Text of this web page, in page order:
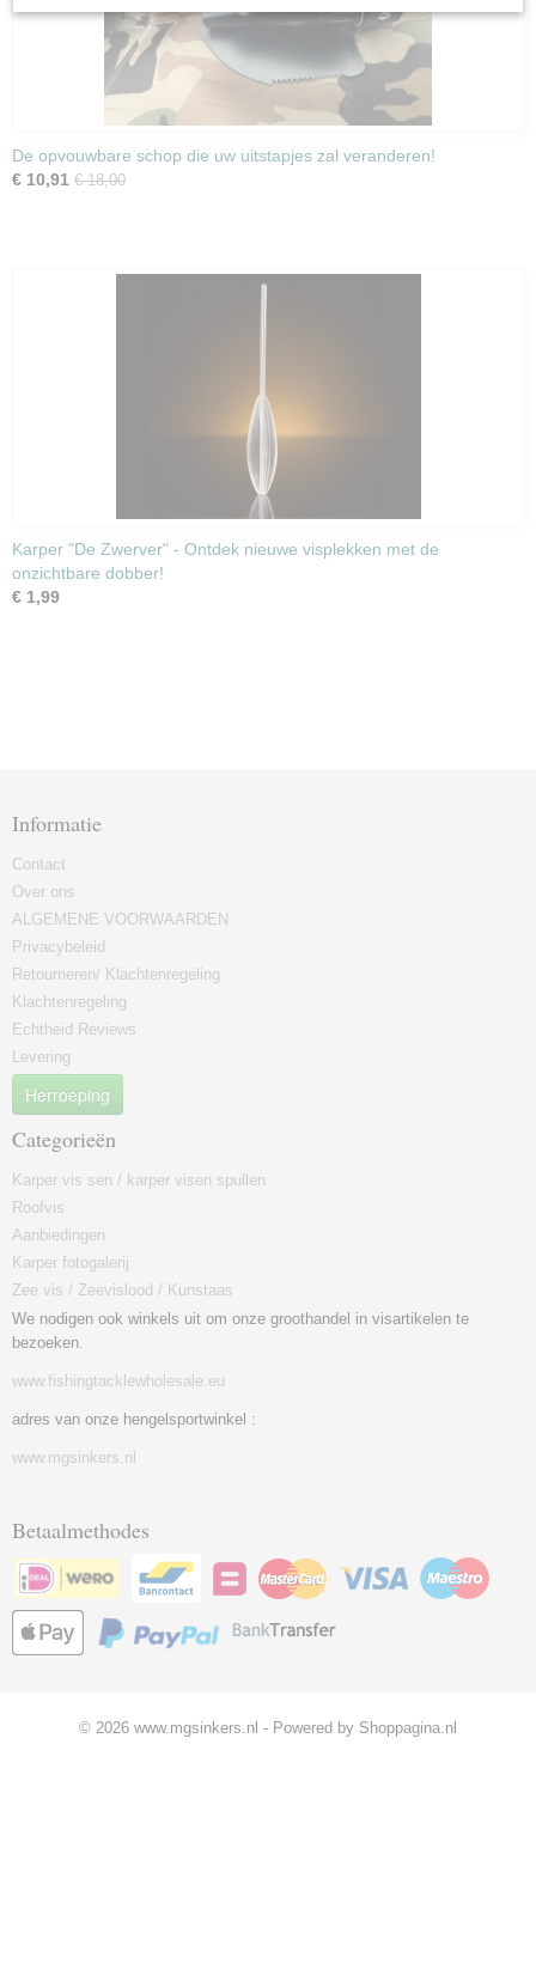
De opvouwbare schop die uw uitstapjes zal veranderen!
€ 10,91 € 18,00
Karper "De Zwerver" - Ontdek nieuwe visplekken met de
onzichtbare dobber!
€ 1,99
Informatie
Contact
Over ons
ALGEMENE VOORWAARDEN
Privacybeleid
Retourneren/ Klachtenregeling
Klachtenregeling
Echtheid Reviews
Levering
Herroeping
Categorieën
Karper vis sen / karper visen spullen
Roofvis
Aanbiedingen
Karper fotogalerij
Zee vis / Zeevislood / Kunstaas
We nodigen ook winkels uit om onze groothandel in visartikelen te
bezoeken.
www.fishingtacklewholesale.eu
adres van onze hengelsportwinkel :
www.mgsinkers.nl
Betaalmethodes
© 2026 www.mgsinkers.nl - Powered by Shoppagina.nl